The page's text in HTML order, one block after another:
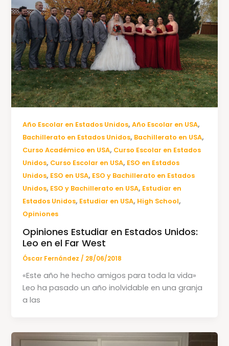
Año Escolar en Estados Unidos,Año Escolar en USA,
Bachillerato en Estados Unidos, Bachillerato en USA,
Curso Académico en USA, Curso Escolar en Estados
Unidos, Curso Escolar en USA, ESO en Estados
Unidos, ESO en USA, ESO y Bachillerato en Estados
Unidos, ESO y Bachillerato en USA, Estudiar en
Estados Unidos, Estudiar en USA, High School,
Opiniones
Opiniones Estudiar en Estados Unidos:
Leo en el Far West
Óscar Fernández / 28/06/2018
«Este año he hecho amigos para toda la vida»
Leo ha pasado un año inolvidable en una granja
a las